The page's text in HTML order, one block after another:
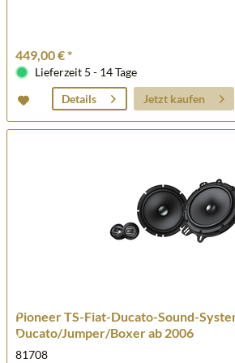
449,00 € *
Lieferzeit 5 - 14 Tage
Details
Jetzt kaufen
Pioneer TS-Fiat-Ducato-Sound-
Ducato/Jumper/Boxer ab 2006
81708